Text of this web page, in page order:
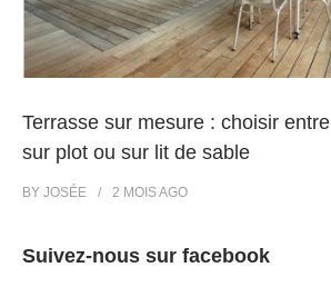
Terrasse sur mesure : choisir
sur plot ou sur lit de sable
BY JOSÉE 2 MOISAGO
Suivez-nous sur facebook